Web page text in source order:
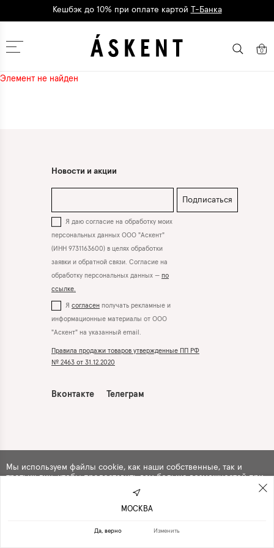
Кешбэк до 10% при оплате картой Т-Банка
Москва 0
Элемент не найден
Новости и акции
Подписаться
Я даю согласие на обработку моих
персональных данных ООО "Аскент"
(ИНН 9731163600) в целях обработки
заявки и обратной связи. Согласие на
обработку персональных данных — по
ссылке.
Я согласен получать рекламные и
информационные материалы от ООО
"Аскент" на указанный email.
Правила продажи товаров утвержденные ПП РФ
№ 2463 от 31.12.2020
Вконтакте Телеграм
Мы используем файлы cookie, как наши собственные, так и
третьих лиц, чтобы предоставить вам больше возможностей при
использовании сайта. Продолжая навигацию по сайту, вы
с их использованием .
МОСКВА
Да, верно Изменить